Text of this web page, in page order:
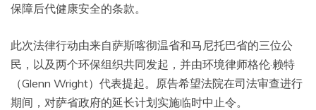
保障后代健康安全的条款。
此次法律行动由来自萨斯喀彻温省和马尼托巴省的三位公
民，以及两个环保组织共同发起，并由环境律师格伦·赖特
（Glenn Wright）代表提起。原告希望法院在司法审查进行
期间，对萨省政府的延长计划实施临时中止令。